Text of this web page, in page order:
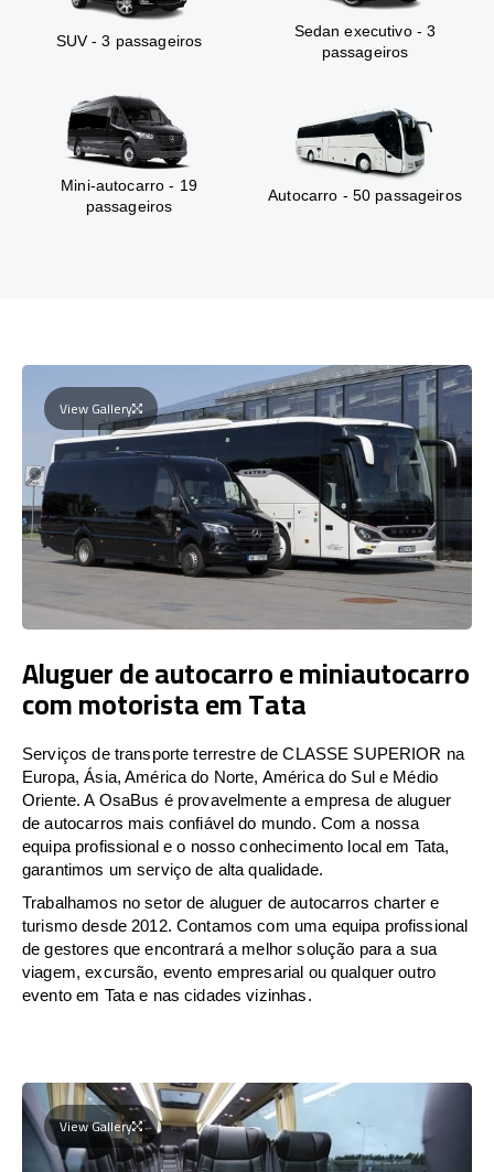
SUV - 3 passageiros
Sedan executivo - 3
passageiros
Mini-autocarro - 19
passageiros
Autocarro - 50 passageiros
View Gallery
Aluguer de autocarro e miniautocarro
com motorista em Tata
Serviços de transporte terrestre de CLASSE SUPERIOR na
Europa, Ásia, América do Norte, América do Sul e Médio
Oriente. A OsaBus é provavelmente a empresa de aluguer
de autocarros mais confiável do mundo. Com a nossa
equipa profissional e o nosso conhecimento local em Tata,
garantimos um serviço de alta qualidade.
Trabalhamos no setor de aluguer de autocarros charter e
turismo desde 2012. Contamos com uma equipa profissional
de gestores que encontrará a melhor solução para a sua
viagem, excursão, evento empresarial ou qualquer outro
evento em Tata e nas cidades vizinhas.
View Gallery